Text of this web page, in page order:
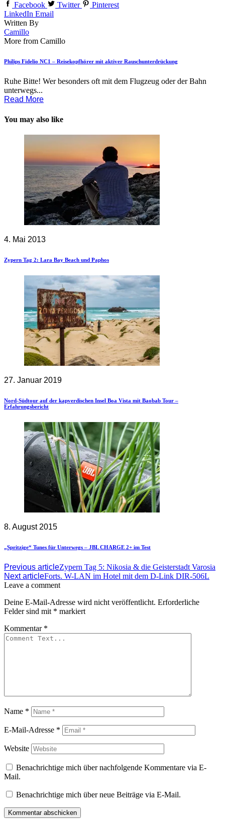
Facebook
Twitter
Pinterest
LinkedIn Email
Written By
Camillo
More from Camillo
Philips Fidelio NC1 – Reisekopfhörer mit aktiver Rauschunterdrückung
Ruhe Bitte! Wer besonders oft mit dem Flugzeug oder der Bahn
unterwegs...
Read More
You may also like
4. Mai 2013
Zypern Tag 2: Lara Bay Beach und Paphos
27. Januar 2019
Nord-Südtour auf der kapverdischen Insel Boa Vista mit Baobab Tour –
Erfahrungsbericht
8. August 2015
„Spritzige“ Tunes für Unterwegs – JBL CHARGE 2+ im Test
Previous articleZypern Tag 5: Nikosia & die Geisterstadt Varosia
Next articleForts. W-LAN im Hotel mit dem D-Link DIR-506L
Leave a comment
Deine E-Mail-Adresse wird nicht veröffentlicht. Erforderliche
Felder sind mit * markiert
Kommentar *
Name *
E-Mail-Adresse *
Website
Benachrichtige mich über nachfolgende Kommentare via E-
Mail.
Benachrichtige mich über neue Beiträge via E-Mail.